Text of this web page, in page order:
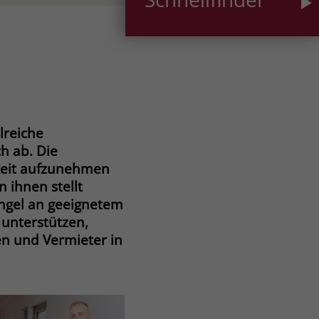
ab. Die
aufzunehmen
ihnen stellt
an geeignetem
und Vermieter in